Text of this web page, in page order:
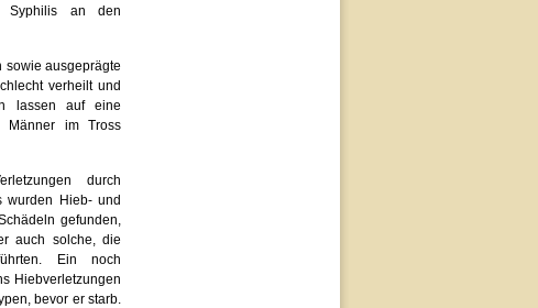
Syphilis an den
sowie ausgeprägte
verheilt und
lassen auf eine
Männer im Tross
durch
wurden Hieb- und
gefunden,
auch solche, die
Ein noch
Hiebverletzungen
bevor er starb.